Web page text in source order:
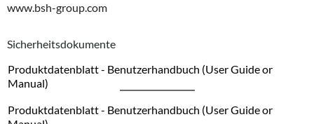
www.bsh-group.com
Sicherheitsdokumente
Produktdatenblatt - Benutzerhandbuch (User Guide or
Manual)
Produktdatenblatt - Benutzerhandbuch (User Guide or